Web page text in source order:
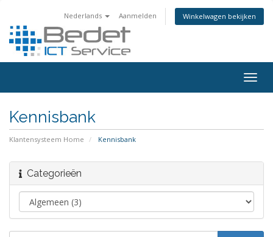
Nederlands Aanmelden Winkelwagen bekijken
Kennisbank
Klantensysteem Home Kennisbank
Categorieën